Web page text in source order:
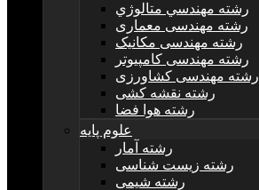
رشته مهندسي متالوژي
رشته مهندسی معماری
رشته مهندسی مکانیک
رشته مهندسی کامپیوتر
رشته مهندسی کشاورزی
رشته نقشه کشی
رشته هوا فضا
علوم پایه
رشته آمار
رشته زیست شناسی
رشته شیمی